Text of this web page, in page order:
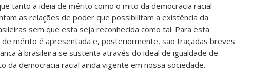
tanto a ideia de mérito como o mito da democracia racial
as relações de poder que possibilitam a existência da
sem que esta seja reconhecida como tal. Para esta
de mérito é apresentada e, posteriormente, são traçadas breves
à brasileira se sustenta através do ideal de igualdade de
democracia racial ainda vigente em nossa sociedade.